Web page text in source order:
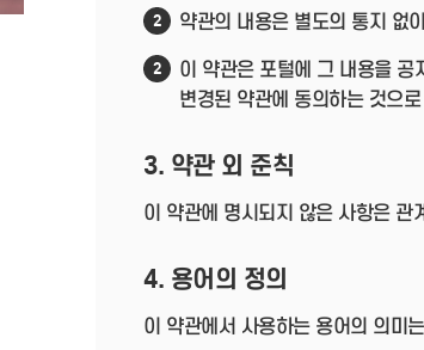
2 약관의 내용은 별도의 통지 없
2
이 약관은 포털에 그 내용을
변경된 약관에 동의하는 것으
3. 약관 외 준칙
이 약관에 명시되지 않은 사항은 관
4. 용어의 정의
이 약관에서 사용하는 용어의 의미